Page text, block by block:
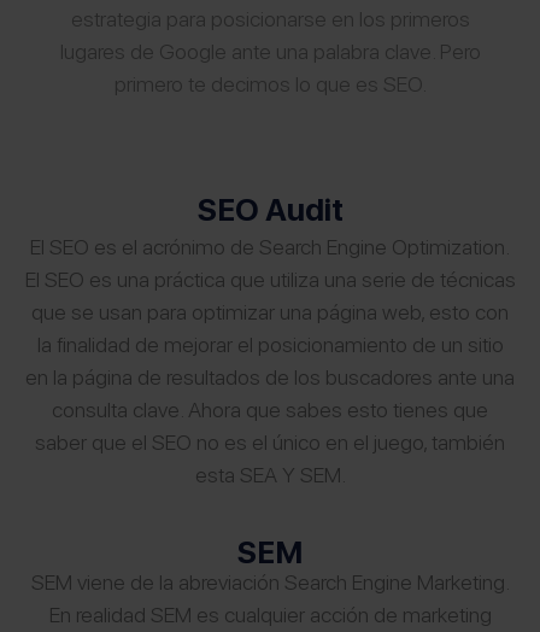
estrategia para posicionarse en los primeros
lugares de Google ante una palabra clave. Pero
primero te decimos lo que es SEO.
SEO Audit
El SEO es el acrónimo de Search Engine Optimization.
El SEO es una práctica que utiliza una serie de técnicas
que se usan para optimizar una página web, esto con
la finalidad de mejorar el posicionamiento de un sitio
en la página de resultados de los buscadores ante una
consulta clave. Ahora que sabes esto tienes que
saber que el SEO no es el único en el juego, también
esta SEA Y SEM.
SEM
SEM viene de la abreviación Search Engine Marketing.
En realidad SEM es cualquier acción de marketing